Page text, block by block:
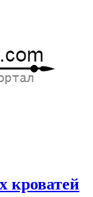
кроватей